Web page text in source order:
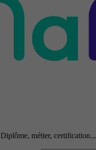
Diplôme, métier, certification...